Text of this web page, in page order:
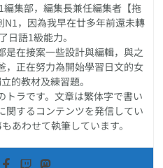
集部，編集長兼任編集者【拖
，因為我早在廿多年前還未轉
日語1級能力。
是在接案一些設計與編輯，與之
，正在努力為開始學習日文的女
的教材及練習題。
トラです。文章は繁体字で書い
関するコンテンツを発信してい
あわせて執筆しています。